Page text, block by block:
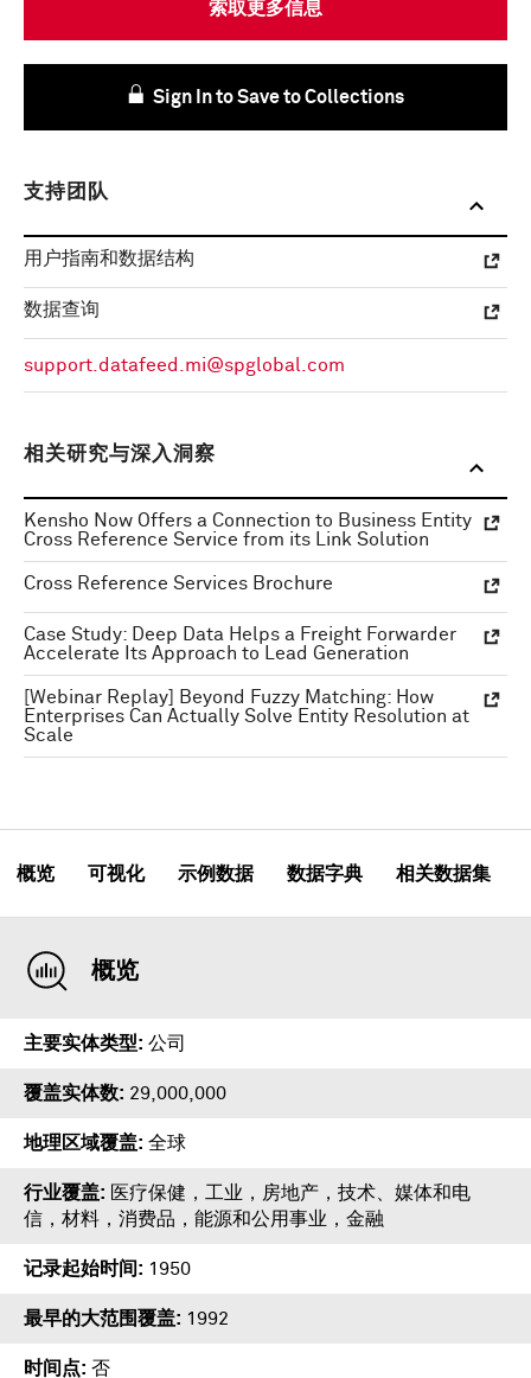
索取更多信息
Sign In to Save to Collections
支持团队
用户指南和数据结构
数据查询
support.datafeed.mi@spglobal.com
相关研究与深入洞察
Kensho Now Offers a Connection to Business Entity
Cross Reference Service from its Link Solution
Cross Reference Services Brochure
Case Study: Deep Data Helps a Freight Forwarder
Accelerate Its Approach to Lead Generation
[Webinar Replay] Beyond Fuzzy Matching: How
Enterprises Can Actually Solve Entity Resolution at
Scale
概览 可视化 示例数据 数据字典 相关数据集
概览
主要实体类型 公司
覆盖实体数 29,000,000
地理区域覆盖 全球
行业覆盖
医疗保健，工业，房地产，技术、媒体和电
信，材料，消费品，能源和公用事业，金融
记录起始时间 1950
最早的大范围覆盖 1992
时间点 否